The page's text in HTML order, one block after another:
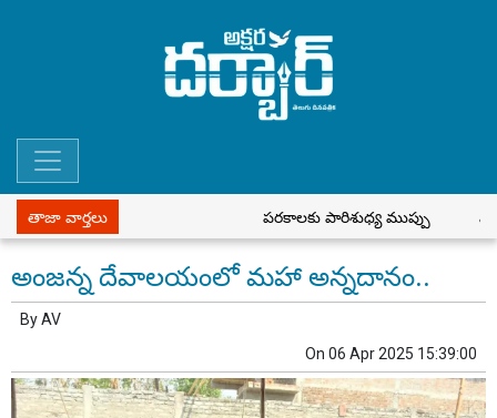
తాజా వార్తలు పరకాలకు పారిశుధ్య ముప్పు పీడీఎస్
అంజన్న దేవాలయంలో మహా అన్నదానం..
ByAV
On 06 Apr 2025 15:39:00